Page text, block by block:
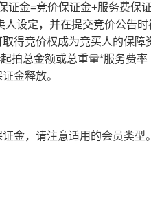
证金=竞价保证金+服务费保
人设定，并在提交竞价公告
得竞价权成为竞买人的保障
拍总金额或总重量*服务费率
金释放。
金，请注意适用的会员类型